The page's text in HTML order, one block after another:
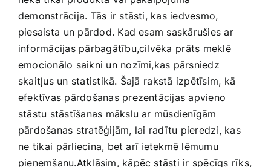
Preces birojam
Preces pieaugušajiem
Rotaļlietas, bērnu preces
Smaržas, kosmētika
demonstrācija. Tās ir stāsti, kas iedvesmo,
piesaista ⁢un pārdod. Kad esam saskārušies ar
informācijas pārbagātību,cilvēka ⁤prāts meklē
emocionālo saikni un nozīmi,kas pārsniedz
skaitļus un statistikā. Šajā ⁣rakstā izpētīsim, kā
efektīvas pārdošanas prezentācijas apvieno
stāstu stāstīšanas mākslu ar mūsdienīgām
pārdošanas stratēģijām, lai ⁣radītu​ pieredzi, kas
ne⁢ tikai⁤ pārliecina, bet arī ietekmē lēmumu
pieņemšanu.Atklāsim, kāpēc stāsti ir spēcīgs rīks,